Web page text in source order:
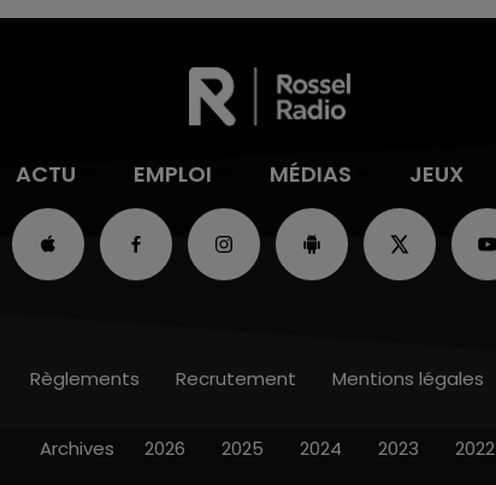
ACTU EMPLOI MÉDIAS JEUX
Règlements Recrutement Mentions légales
Archives 2026 2025 2024 2023 2022